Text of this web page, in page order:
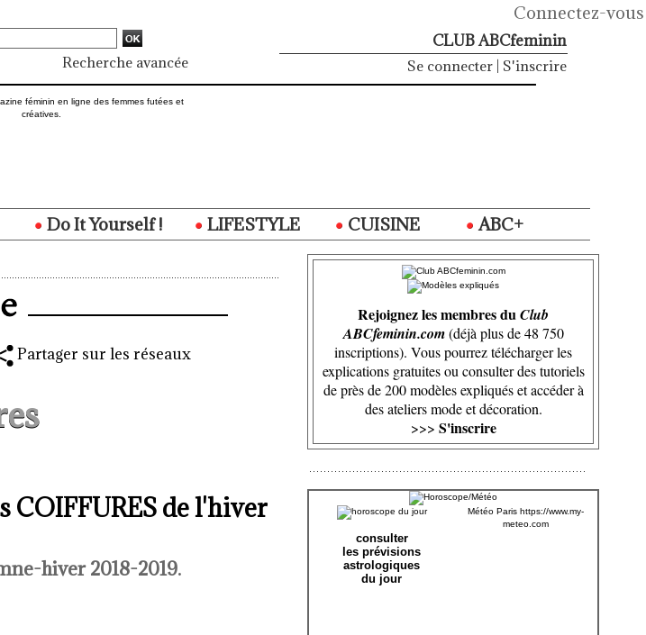
Connectez-vous
Recherche avancée
CLUB ABCfeminin
Se connecter S'inscrire
Do It Yourself ! LIFESTYLE CUISINE
ABC+
Partager sur les réseaux
COIFFURES de l'hiver
hiver 2018-2019.
Rejoignez les membres duClub
ABCfeminin.com(déjà plus de 48 750
inscriptions). Vous pourrez télécharger les
explications gratuites ou consulter des tutoriels
de près de 200 modèles expliqués et accéder à
des ateliers mode et décoration.
>>> S'inscrire
consulter
les prévisions
astrologiques
du jour
Météo Paris https://www.my-
meteo.com